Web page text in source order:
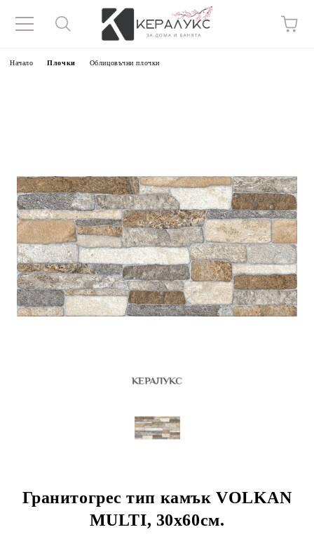
Начало Плочки Облицовъчни плочки
Гранитогрес тип камък VOLKAN
MULTI, 30х60см.